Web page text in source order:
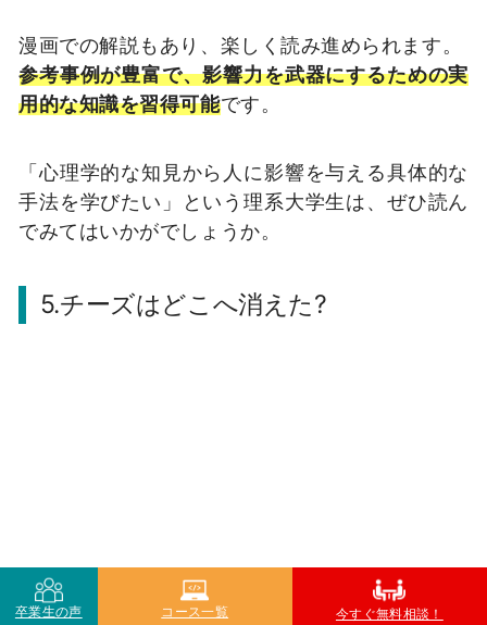
漫画での解説もあり、楽しく読み進められます。
参考事例が豊富で、影響力を武器にするための実
用的な知識を習得可能です。
「心理学的な知見から人に影響を与える具体的な
手法を学びたい」という理系大学生は、ぜひ読ん
でみてはいかがでしょうか。
5.チーズはどこへ消えた?
卒業生の声 コース一覧 今すぐ無料相談！